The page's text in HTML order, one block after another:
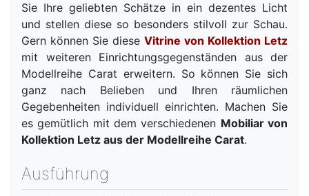
Sie Ihre geliebten Schätze in ein dezentes Licht
und stellen diese so besonders stilvoll zur Schau.
Gern können Sie diese Vitrine von Kollektion Letz
mit weiteren Einrichtungsgegenständen aus der
Modellreihe Carat erweitern. So können Sie sich
ganz nach Belieben und Ihren räumlichen
Gegebenheiten individuell einrichten. Machen Sie
es gemütlich mit dem verschiedenen Mobiliar von
Kollektion Letz aus der Modellreihe Carat.
Ausführung